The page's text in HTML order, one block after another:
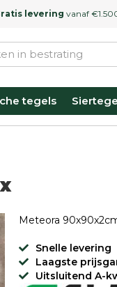
levering vanaf
tegels
Meteora
Snelle levering
Laagste
Uitsluitend A-